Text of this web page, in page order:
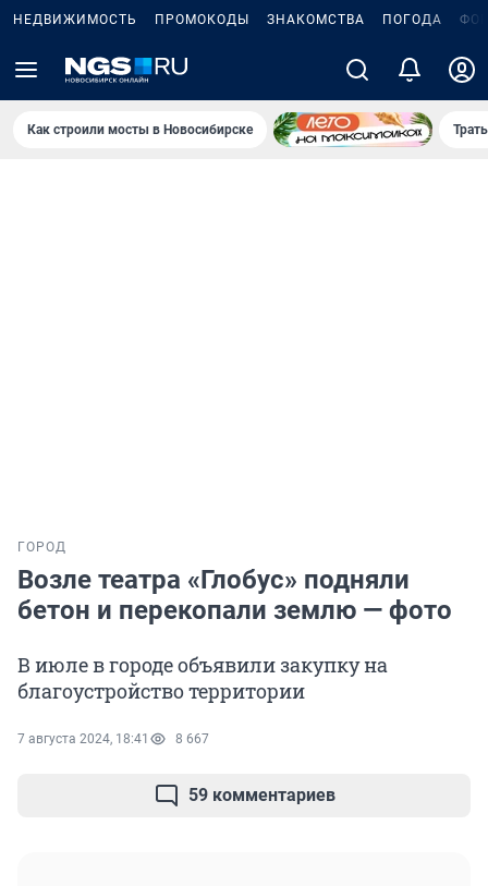
НЕДВИЖИМОСТЬ ПРОМОКОДЫ ЗНАКОМСТВА ПОГОДА
Как строили мосты в Новосибирске
ГОРОД
Возле театра «Глобус» подняли
бетон и перекопали землю — фото
В июле в городе объявили закупку на
благоустройство территории
7 августа 2024, 18:41 8 667
59 комментариев